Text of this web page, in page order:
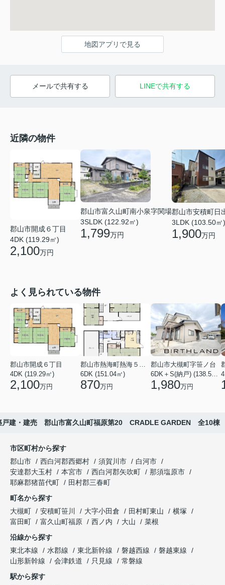
地図アプリで見る
メールで共有する LINEで共有する
近隣の物件
郡山市開成６丁目
4DK (119.29㎡)
2,100万円
郡山市富久山町南小泉字関場
3SLDK (122.92㎡)
1,799万円
郡山市安積町日
3LDK (103.50㎡)
1,900万円
よく見られている物件
郡山市開成６丁目
4DK (119.29㎡)
2,100万円
郡山市熱海町熱海５丁目
6DK (151.04㎡)
870万円
郡山市大槻町字笹ノ台
6DK＋S(納戸) (138.55㎡)
1,980万円
戸建・建売 郡山市富久山町福原第20 CRADLE GARDEN 全10棟
市区町村から探す
郡山市
西白河郡西郷村 須賀川市
白河市
安達郡大玉村
本宮市 西白河郡矢吹町
那須塩原市
耶麻郡猪苗代町
田村郡三春町
町名から探す
大槻町
安積町笹川 大字小田倉 田村町東山
横塚
富田町
富久山町福原 西ノ内 大山
菜根
沿線から探す
東北本線
水郡線 東北新幹線 磐越西線
磐越東線
山形新幹線
会津鉄道 只見線
常磐線
駅から探す